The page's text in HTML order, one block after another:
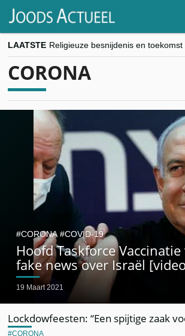
LAATSTE
CORONA
Hoofd Taskforce
fake news over Israël
19 Maart 2021
CORONA COVID-19
Lockdowfeesten: “Een spijtige zaak
CORONA